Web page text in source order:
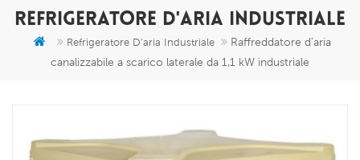
REFRIGERATORE D'ARIA INDUSTRIALE
Refrigeratore D'aria Industriale
Raffreddatore d'aria
canalizzabile a scarico laterale da 1,1 kW industriale